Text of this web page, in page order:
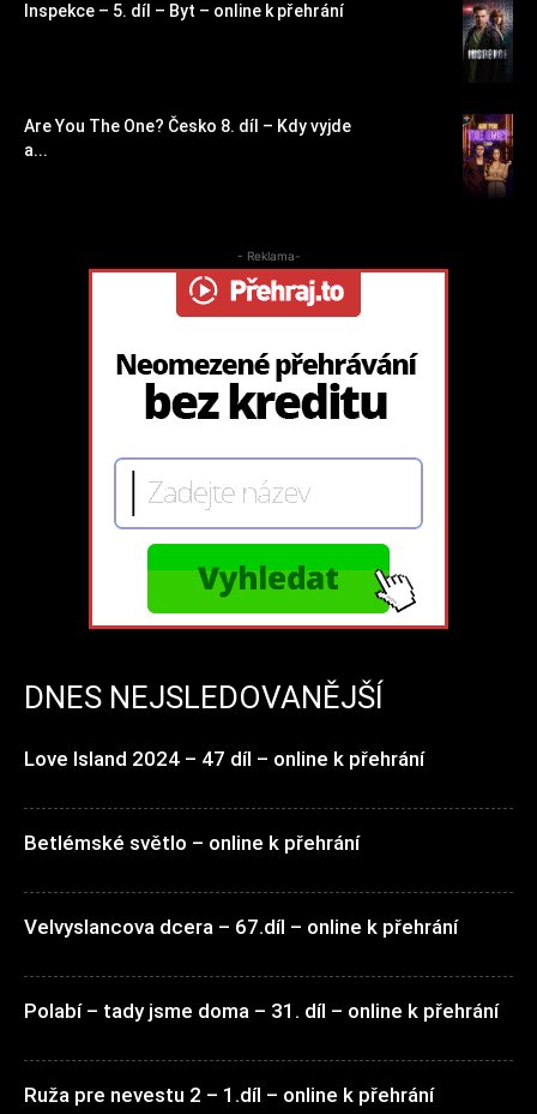
Inspekce – 5. díl – Byt – online k přehrání
Are You The One? Česko 8. díl – Kdy vyjde
a...
- Reklama-
DNES NEJSLEDOVANĚJŠÍ
Love Island 2024 – 47 díl – online k přehrání
Betlémské světlo – online k přehrání
Velvyslancova dcera – 67.díl – online k přehrání
Polabí – tady jsme doma – 31. díl – online k přehrání
Ruža pre nevestu 2 – 1.díl – online k přehrání